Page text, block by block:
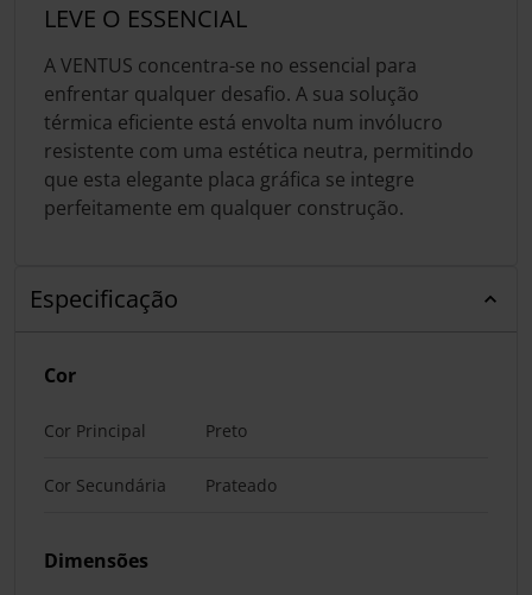
LEVE O ESSENCIAL
A VENTUS concentra-se no essencial para
enfrentar qualquer desafio. A sua solução
térmica eficiente está envolta num invólucro
resistente com uma estética neutra, permitindo
que esta elegante placa gráfica se integre
perfeitamente em qualquer construção.
Especificação
Cor
Cor Principal Preto
Cor Secundária Prateado
Dimensões